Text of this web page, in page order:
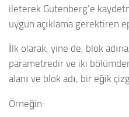
ileterek Gutenberg’e
uygun açıklama gerektiren
İlk olarak, yine de, blok
parametredir ve iki
alanı ve blok adı, bir eğik
Örneğin: